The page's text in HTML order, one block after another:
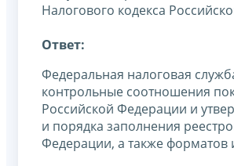
Налогового кодекса
Ответ:
Федеральная налоговая
контрольные соотношения
Российской Федерации и
и порядка заполнения
Федерации, а также форматов